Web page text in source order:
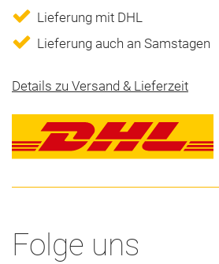
Lieferung mit DHL
Lieferung auch an Samstagen
Details zu Versand & Lieferzeit
Folge uns